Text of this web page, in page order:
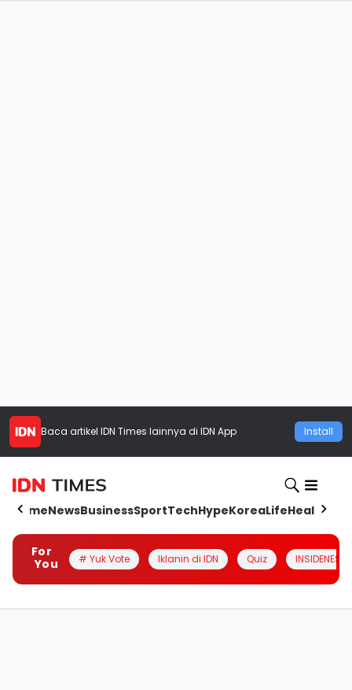
Baca artikel IDN Times lainnya di IDN App Install
HomeNewsBusinessSportTechHypeKoreaLifeHealth
For
You
# Yuk Vote Iklanin di IDN Quiz INSIDENESIA